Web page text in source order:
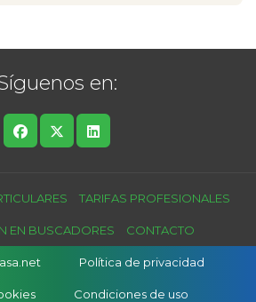
en:
TARIFAS PROFESIONALES
EN BUSCADORES CONTACTO
Política de privacidad
Condiciones de uso